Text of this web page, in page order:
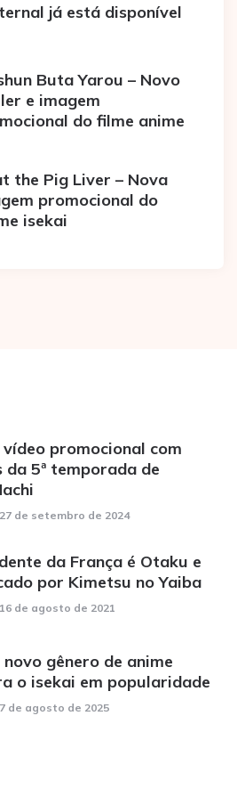
já está disponível
Buta Yarou – Novo
e imagem
do filme anime
the Pig Liver – Nova
promocional do
isekai
vídeo promocional com
da 5ª temporada de
27 de setembro de 2024
da França é Otaku e
por Kimetsu no Yaiba
16 de agosto de 2021
novo gênero de anime
o isekai em popularidade
7 de agosto de 2025